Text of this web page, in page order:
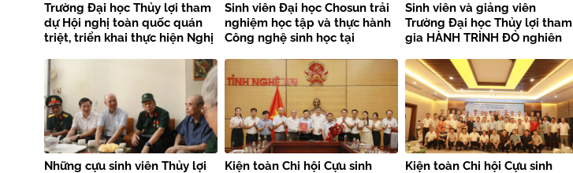
Trường Đại học Thủy lợi tham
dự Hội nghị toàn quốc quán
triệt, triển khai thực hiện Nghị
khóa XIV
Sinh viên Đại học Chosun trải
nghiệm học tập và thực hành
Công nghệ sinh học tại
Sinh viên và giảng viên
Trường Đại học Thủy lợi tham
gia HÀNH TRÌNH ĐỎ nghiên
Việt Nam tại Trung Quốc –
Trại nghiên cứu, học tập
“Theo dấu chân Bác Hồ” năm
2026
Những cựu sinh viên Thủy lợi
Kiện toàn Chi hội Cựu sinh
Kiện toàn Chi hội Cựu sinh